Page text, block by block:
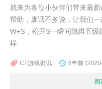
就来为各位小伙伴们带来最
帮助，废话不多说，让我们
W+S，松开S一瞬间跳蹲五
样
CF游戏资讯 6年前
阅